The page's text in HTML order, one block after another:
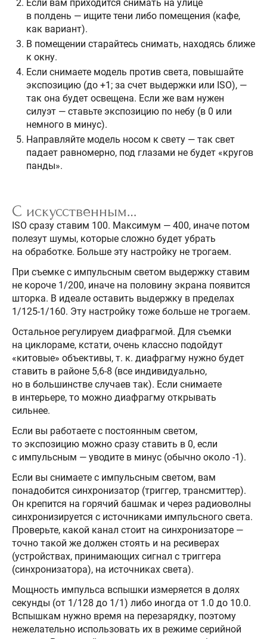
Если вам приходится снимать на улице
в полдень — ищите тени либо помещения (кафе,
как вариант).
В помещении старайтесь снимать, находясь ближе
к окну.
Если снимаете модель против света, повышайте
экспозицию (до +1; за счет выдержки или ISO), —
так она будет освещена. Если же вам нужен
силуэт — ставьте экспозицию по небу (в 0 или
немного в минус).
Направляйте модель носом к свету — так свет
падает равномерно, под глазами не будет «кругов
панды».
С искусственным…
ISO сразу ставим 100. Максимум — 400, иначе потом
полезут шумы, которые сложно будет убрать
на обработке. Больше эту настройку не трогаем.
При съемке с импульсным светом выдержку ставим
не короче 1/200, иначе на половину экрана появится
шторка. В идеале оставить выдержку в пределах
1/125-1/160. Эту настройку тоже больше не трогаем.
Остальное регулируем диафрагмой. Для съемки
на циклораме, кстати, очень классно подойдут
«китовые» объективы, т. к. диафрагму нужно будет
ставить в районе 5,6-8 (все индивидуально,
но в большинстве случаев так). Если снимаете
в интерьере, то можно диафрагму открывать
сильнее.
Если вы работаете с постоянным светом,
то экспозицию можно сразу ставить в 0, если
с импульсным — уводите в минус (обычно около -1).
Если вы снимаете с импульсным светом, вам
понадобится синхронизатор (триггер, трансмиттер).
Он крепится на горячий башмак и через радиоволны
синхронизируется с источниками импульсного света.
Проверьте, какой канал стоит на синхронизаторе —
точно такой же должен стоять и на ресиверах
(устройствах, принимающих сигнал с триггера
(синхронизатора), на источниках света).
Мощность импульса вспышки измеряется в долях
секунды (от 1/128 до 1/1) либо иногда от 1.0 до 10.0.
Вспышкам нужно время на перезарядку, поэтому
нежелательно использовать их в режиме серийной